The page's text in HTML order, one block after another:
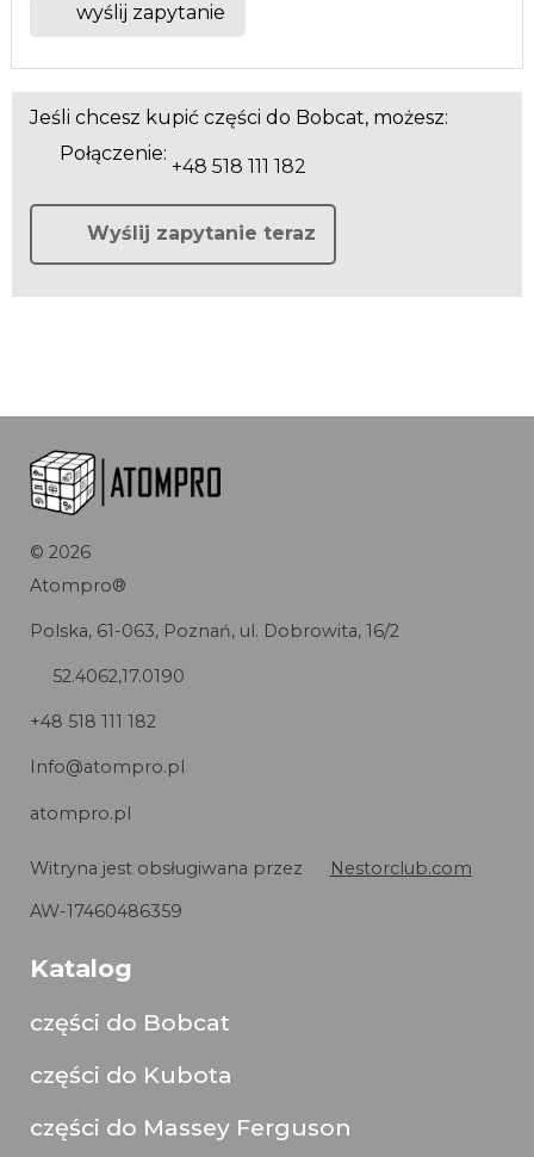
wyślij zapytanie
Jeśli chcesz kupić części do Bobcat, możesz:
Połączenie:
+48 518 111 182
Wyślij zapytanie teraz
© 2026
Atompro®
Polska, 61-063, Poznań, ul. Dobrowita, 16/2
52.4062,17.0190
+48 518 111 182
Info@atompro.pl
atompro.pl
Witryna jest obsługiwana przez
Nestorclub.com
AW-17460486359
Katalog
części do Bobcat
części do Kubota
części do Massey Ferguson